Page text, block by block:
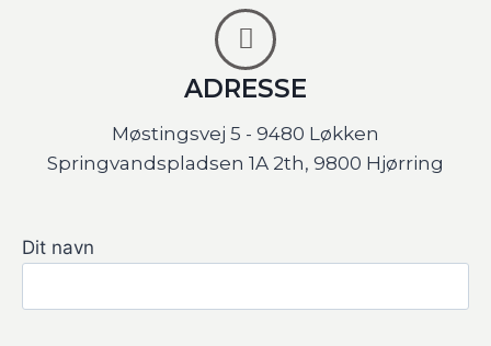
ADRESSE
Møstingsvej 5 - 9480 Løkken
Springvandspladsen 1A 2th, 9800 Hjørring
Dit navn